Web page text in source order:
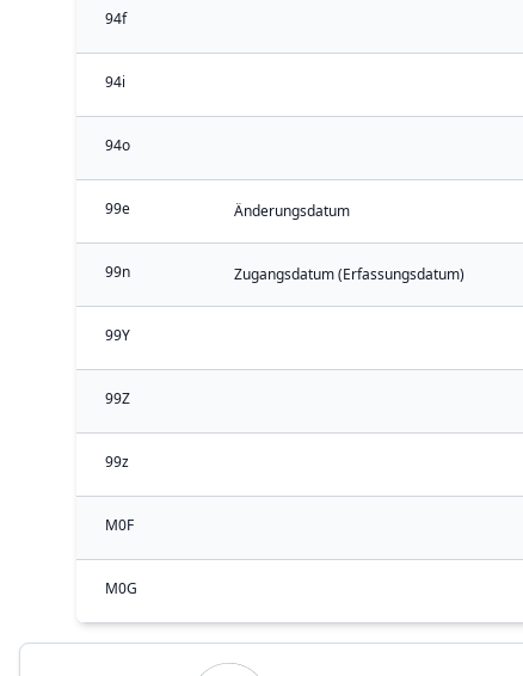
94f
94i
94o
99e Änderungsdatum
99n Zugangsdatum (Erfassungsdatum)
99Y
99Z
99z
M0F
M0G